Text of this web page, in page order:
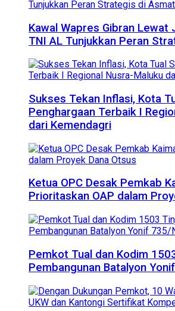
Kawal Wapres Gibran Lewat
TNI AL Tunjukkan Peran
Sukses Tekan Inflasi, Kota
Penghargaan Terbaik I
dari Kemendagri
Ketua OPC Desak Pemkab
Prioritaskan OAP dalam
Pemkot Tual dan Kodim
Pembangunan Batalyon